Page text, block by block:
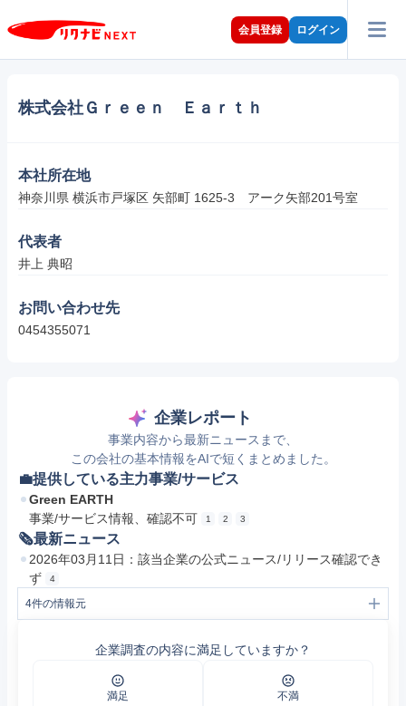
会員登録 ログイン
株式会社Ｇｒｅｅｎ Ｅａｒｔｈ
本社所在地
神奈川県 横浜市戸塚区 矢部町 1625-3　アーク矢部201号室
代表者
井上 典昭
お問い合わせ先
0454355071
企業レポート
事業内容から最新ニュースまで、
この会社の基本情報をAIで短くまとめました。
💼提供している主力事業/サービス
Green EARTH
事業/サービス情報、確認不可
1 2 3
🗞最新ニュース
2026年03月11日：該当企業の公式ニュース/リリース確認でき
ず
4
4件の情報元
https://doda.jp/DodaFront/View/Company/j_id__10174732434/
企業調査の内容に満足していますか？
満足 不満